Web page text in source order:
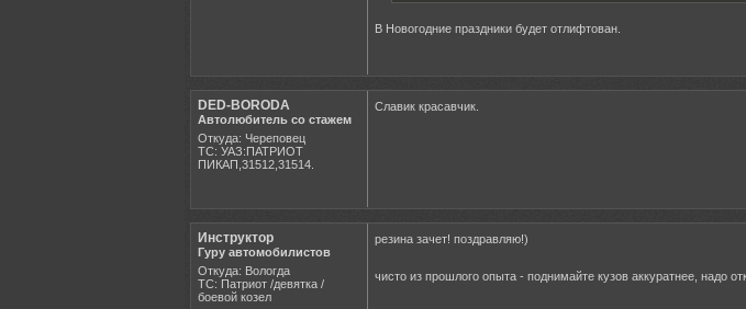
В Новогодние праздники будет отлифтован.
DED-BORODA
Автолюбитель со стажем
Откуда: Череповец
ТС: УАЗ:ПАТРИОТ
ПИКАП,31512,31514.
Славик красавчик.
Инструктор
Гуру автомобилистов
Откуда: Вологда
ТС: Патриот /девятка /
боевой козел
резина зачет! поздравляю!)
чисто из прошлого опыта - поднимайте кузов аккуратнее, надо